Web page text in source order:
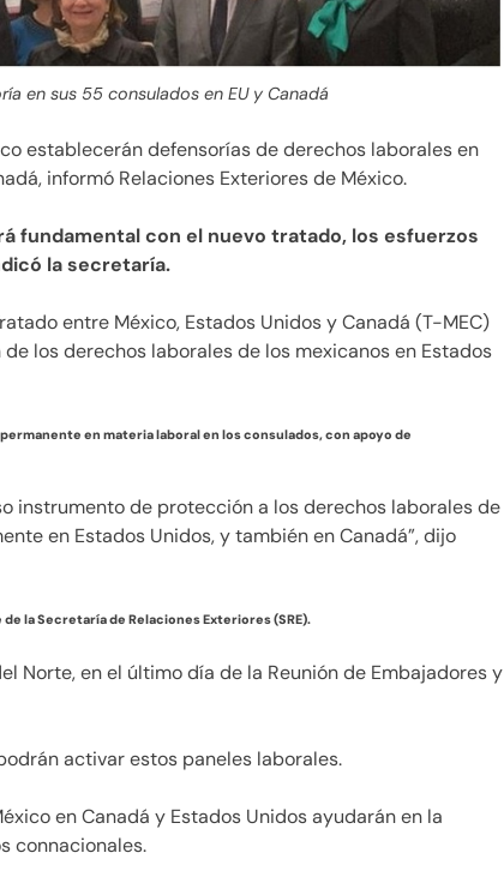
en sus 55 consulados en EU y Canadá
establecerán defensorías de derechos laborales en
informó Relaciones Exteriores de México.
fundamental con el nuevo tratado, los esfuerzos
la secretaría.
entre México, Estados Unidos y Canadá (T-MEC)
los derechos laborales de los mexicanos en Estados
en materia laboral en los consulados, con apoyo de
instrumento de protección a los derechos laborales de
en Estados Unidos, y también en Canadá”, dijo
la Secretaría de Relaciones Exteriores (SRE).
Norte, en el último día de la Reunión de Embajadores y
activar estos paneles laborales.
en Canadá y Estados Unidos ayudarán en la
connacionales.